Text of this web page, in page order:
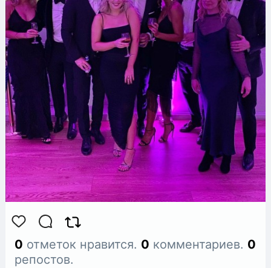
0 отметок нравится. 0 комментариев. 0
репостов.